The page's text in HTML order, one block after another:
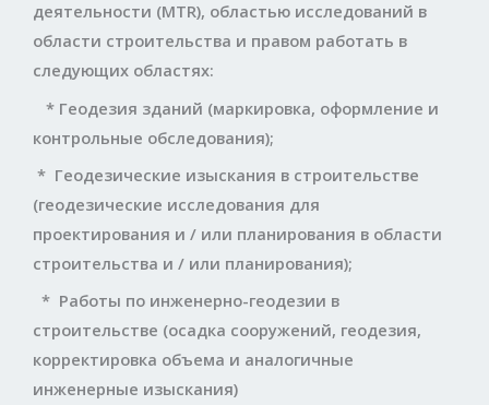
деятельности (MTR), областью исследований в
области строительства и правом работать в
следующих областях:
* Геодезия зданий (маркировка, оформление и
контрольные обследования);
* Геодезические изыскания в строительстве
(геодезические исследования для
проектирования и / или планирования в области
строительства и / или планирования);
* Работы по инженерно-геодезии в
строительстве (осадка сооружений, геодезия,
корректировка объема и аналогичные
инженерные изыскания)